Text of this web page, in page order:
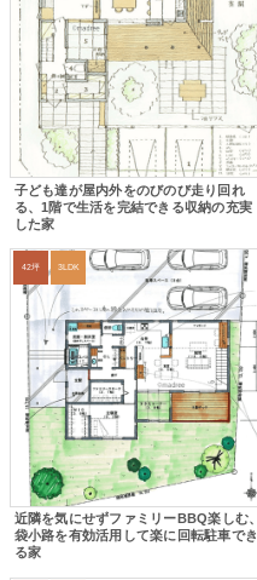
子ども達が屋内外をのびのび走り回れ
る、1階で生活を完結できる収納の充実
した家
42坪 3LDK
近隣を気にせずファミリーBBQ楽しむ、
袋小路を有効活用して楽に回転駐車でき
る家